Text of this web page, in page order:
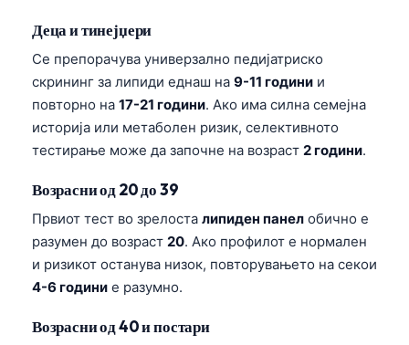
Деца и тинејџери
Се препорачува универзално педијатриско
скрининг за липиди еднаш на 9-11 години и
повторно на 17-21 години. Ако има силна семејна
историја или метаболен ризик, селективното
тестирање може да започне на возраст 2 години.
Возрасни од 20 до 39
Првиот тест во зрелоста липиден панел обично е
разумен до возраст 20. Ако профилот е нормален
и ризикот останува низок, повторувањето на секои
4-6 години е разумно.
Возрасни од 40 и постари